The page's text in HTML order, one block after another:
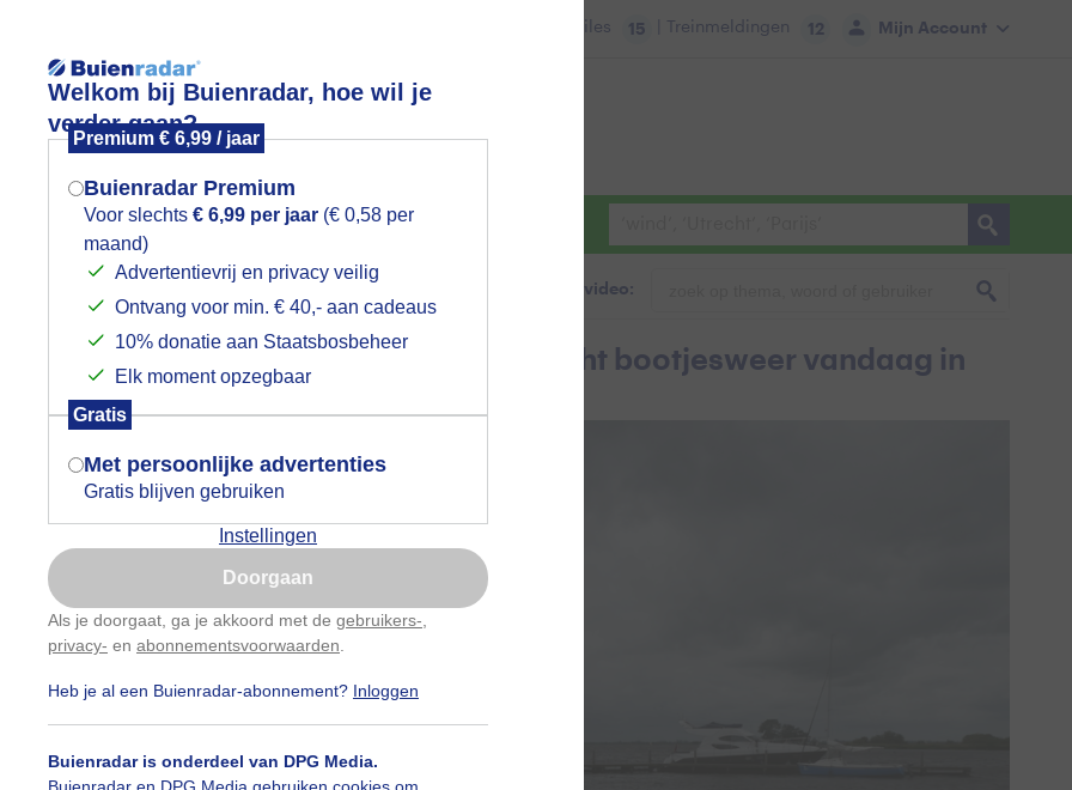
Welkom bij Buienradar, hoe wil je
verder gaan?
Premium € 6,99 / jaar
Buienradar Premium
Voor slechts € 6,99 per jaar (€ 0,58 per
maand)
Advertentievrij en privacy veilig
Ontvang voor min. € 40,- aan cadeaus
10% donatie aan Staatsbosbeheer
Elk moment opzegbaar
Gratis
Met persoonlijke advertenties
Gratis blijven gebruiken
Instellingen
Doorgaan
Als je doorgaat, ga je akkoord met de gebruikers-
privacy- en abonnementsvoorwaarden
Heb je al een Buienradar-abonnement? Inloggen
Buienradar is onderdeel van DPG Media.
Buienradar en DPG Media gebruiken cookies om
Mijn Account
Files 15 | Treinmeldingen 12
Foto en video Weerzine
Zoeken in foto & video:
winderig en koel zomerweer, Niet echt bootjesweer vandaag in
Friesland
Mogen we je locatie gebruiken voor
het weer?
Indien je hier nog geen akkoord op hebt
gegeven, verschijnt er zo een pop-up uit
je browser waarin deze toestemming
gevraagd wordt.
Is goed, toon de popup
Nu niet, misschien later
Gebruik je Safari en wil je niet elke dag deze pop-up
Klikhierom dit aan te passen